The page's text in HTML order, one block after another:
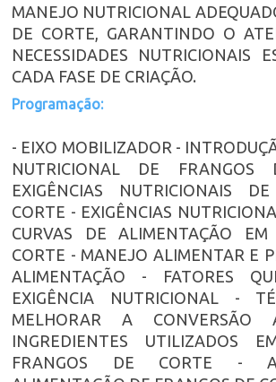
MANEJO NUTRICIONAL
DE CORTE, GARANTINDO O
NECESSIDADES NUTRICIONAIS
CADA FASE DE CRIAÇÃO.
Programação:
- EIXO MOBILIZADOR -
NUTRICIONAL DE
EXIGÊNCIAS NUTRICIONAIS
CORTE - EXIGÊNCIAS
CURVAS DE ALIMENTAÇÃO
CORTE - MANEJO ALIMENTAR E
ALIMENTAÇÃO - FATORES
EXIGÊNCIA NUTRICIONAL -
MELHORAR A CONVERSÃO
INGREDIENTES UTILIZADOS
FRANGOS DE CORTE -